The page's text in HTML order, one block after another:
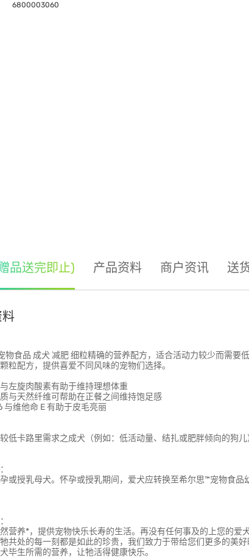
6800003060
品送完即止) 产品资料 商户资讯 送
物食品 成犬 减肥 细粒精确的营养配方，适合活动力较少而需要
粒配方，提供喜爱不同风味的宠物们选择。
左旋肉酸素有助于维持理想体重
与天然纤维可帮助在正餐之间维持饱足感
与维他命 E 有助于皮毛亮丽
低卡路里需求之成犬（例如：低活动量、结扎或肥胖倾向的狗儿
或授乳母犬。怀孕或授乳期间，爱犬应转换至希尔思™宠物食
营养*，提供宠物快乐长寿的生活。再没有任何事及的上您的爱
共处的每一刻都是如此的珍贵，我们致力于带给您们更多的美
毕生所需的营养，让牠活得健康快乐。